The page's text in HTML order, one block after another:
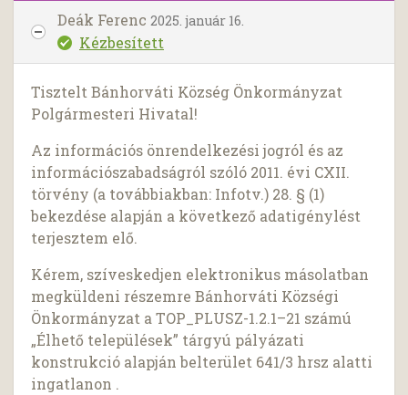
Deák Ferenc 2025. január 16.
Kézbesített
Tisztelt Bánhorváti Község Önkormányzat
Polgármesteri Hivatal!
Az információs önrendelkezési jogról és az
információszabadságról szóló 2011. évi CXII.
törvény (a továbbiakban: Infotv.) 28. § (1)
bekezdése alapján a következő adatigénylést
terjesztem elő.
Kérem, szíveskedjen elektronikus másolatban
megküldeni részemre Bánhorváti Községi
Önkormányzat a TOP_PLUSZ-1.2.1–21 számú
„Élhető települések” tárgyú pályázati
konstrukció alapján belterület 641/3 hrsz alatti
ingatlanon .